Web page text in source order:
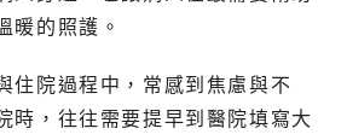
暖的照護。
住院過程中，常感到焦慮與不
時，往往需要提早到醫院填寫大